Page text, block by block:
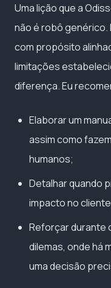
Uma lição que a
não é robô genérico.
com propósito
limitações
diferença. Eu
Elaborar um
assim como
humanos;
Detalhar quando
impacto no
Reforçar durante
dilemas, onde há
uma decisão